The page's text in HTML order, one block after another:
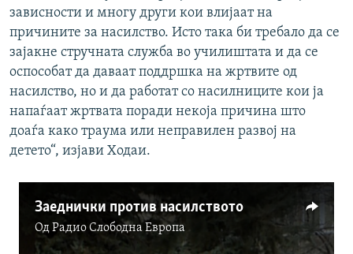
зависности и многу други кои влијаат на
причините за насилство. Исто така би требало да се
зајакне стручната служба во училиштата и да се
оспособат да даваат поддршка на жртвите од
насилство, но и да работат со насилниците кои ја
напаѓаат жртвата поради некоја причина што
доаѓа како траума или неправилен развој на
детето“, изјави Ходаи.
Заеднички против насилството
ОдРадио Слободна Eвропа